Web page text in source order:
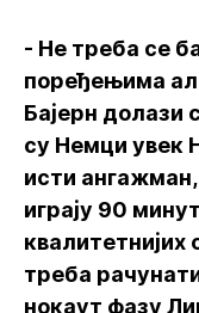
- Не треба се
поређењима
Бајерн долази
су Немци увек
исти ангажман,
играју 90
квалитетнијих
треба
нокаут фазу